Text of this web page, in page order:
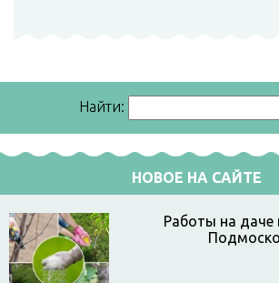
Найти:
НОВОЕ НА САЙТЕ
Работы на даче